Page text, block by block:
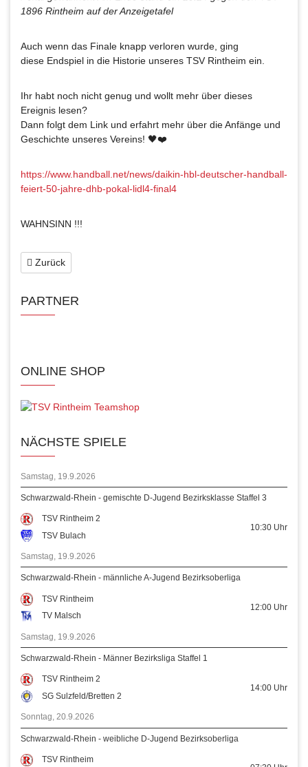
1896 Rintheim auf der Anzeigetafel
Auch wenn das Finale knapp verloren wurde, ging
diese Endspiel in die Historie unseres TSV Rintheim ein.
Ihr habt noch nicht genug und wollt mehr über dieses
Ereignis lesen?
Dann folgt dem Link und erfahrt mehr über die Anfänge und
Geschichte unseres Vereins! 🖤❤️
https://www.handball.net/news/daikin-hbl-deutscher-handball-
feiert-50-jahre-dhb-pokal-lidl4-final4
WAHNSINN !!!
Zurück
PARTNER
ONLINE SHOP
NÄCHSTE SPIELE
Samstag, 19.9.2026
Schwarzwald-Rhein - gemischte D-Jugend Bezirksklasse Staffel 3
TSV Rintheim 2
TSV Bulach
10:30 Uhr
Samstag, 19.9.2026
Schwarzwald-Rhein - männliche A-Jugend Bezirksoberliga
TSV Rintheim
TV Malsch
12:00 Uhr
Samstag, 19.9.2026
Schwarzwald-Rhein - Männer Bezirksliga Staffel 1
TSV Rintheim 2
SG Sulzfeld/Bretten 2
14:00 Uhr
Sonntag, 20.9.2026
Schwarzwald-Rhein - weibliche D-Jugend Bezirksoberliga
TSV Rintheim